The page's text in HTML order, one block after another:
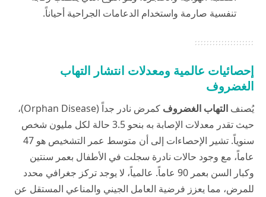
تنفسية صارمة واستخدام الدعامات الجراحية أحياناً.
إحصائيات عالمية ومعدلات انتشار التهاب
الغضروف
يُصنف التهاب الغضروف
كمرض نادر جداً (Orphan Disease)،
حيث تقدر معدلات الإصابة به بنحو 3.5 حالة لكل مليون شخص
سنوياً. تشير الإحصاءات إلى أن متوسط عمر التشخيص هو 47
عاماً، مع وجود حالات نادرة سجلت في الأطفال بعمر سنتين
وكبار السن بعمر 90 عاماً. عالمياً، لا يوجد تركز جغرافي محدد
للمرض، مما يعزز فرضية العامل الجيني والمناعي المستقل عن